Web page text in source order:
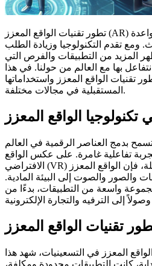
تطور تقنيات الواقع المعزز (AR) هو واحد من أكثر المجالات الواعدة
ومع تقدم التكنولوجيا وزيادة الطلب
المزيد من التطبيقات والفرص التي
بها مع العالم من حولنا. في هذا
تقنيات الواقع المعزز واستخداماتها
المستقبلية في مجالات مختلفة.
الواقع المعزز
تسمح بدمج العناصر الرقمية في العالم
تفاعلية غامرة. على عكس الواقع
الافتراضي (VR) الذي يخلق بيئة افتراضية كاملة، فإن الواقع المعزز
والصوت إلى البيئة المادية.
واسعة من التطبيقات، بدءًا من
تقنيات الواقع المعزز
المعزز في التسعينيات، شهد هذا
كانت التطبيقات محدودة ومكلفة،